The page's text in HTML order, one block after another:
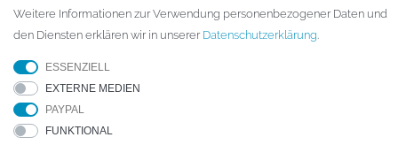
AGB
Impressum
© Copyright 2026 ARTECH GmbH. Alle Rechte vorbehalten.
* Für Lieferungen nach Deutschland. Die Lieferzeiten für andere
Weitere Informationen zur Verwendung personenbezogener Daten und
den Diensten erklären wir in unserer Daten­schutz­erklärung.
ESSENZIELL
EXTERNE MEDIEN
PAYPAL
FUNKTIONAL